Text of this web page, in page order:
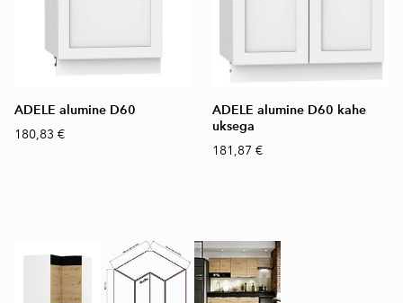
ADELE alumine D60
180,83 €
ADELE alumine D60 kahe
uksega
181,87 €